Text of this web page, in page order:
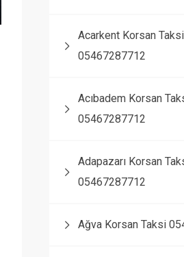
Acarkent Korsan Taksi
05467287712
Acıbadem Korsan
05467287712
Adapazarı Korsan
05467287712
Ağva Korsan Taksi